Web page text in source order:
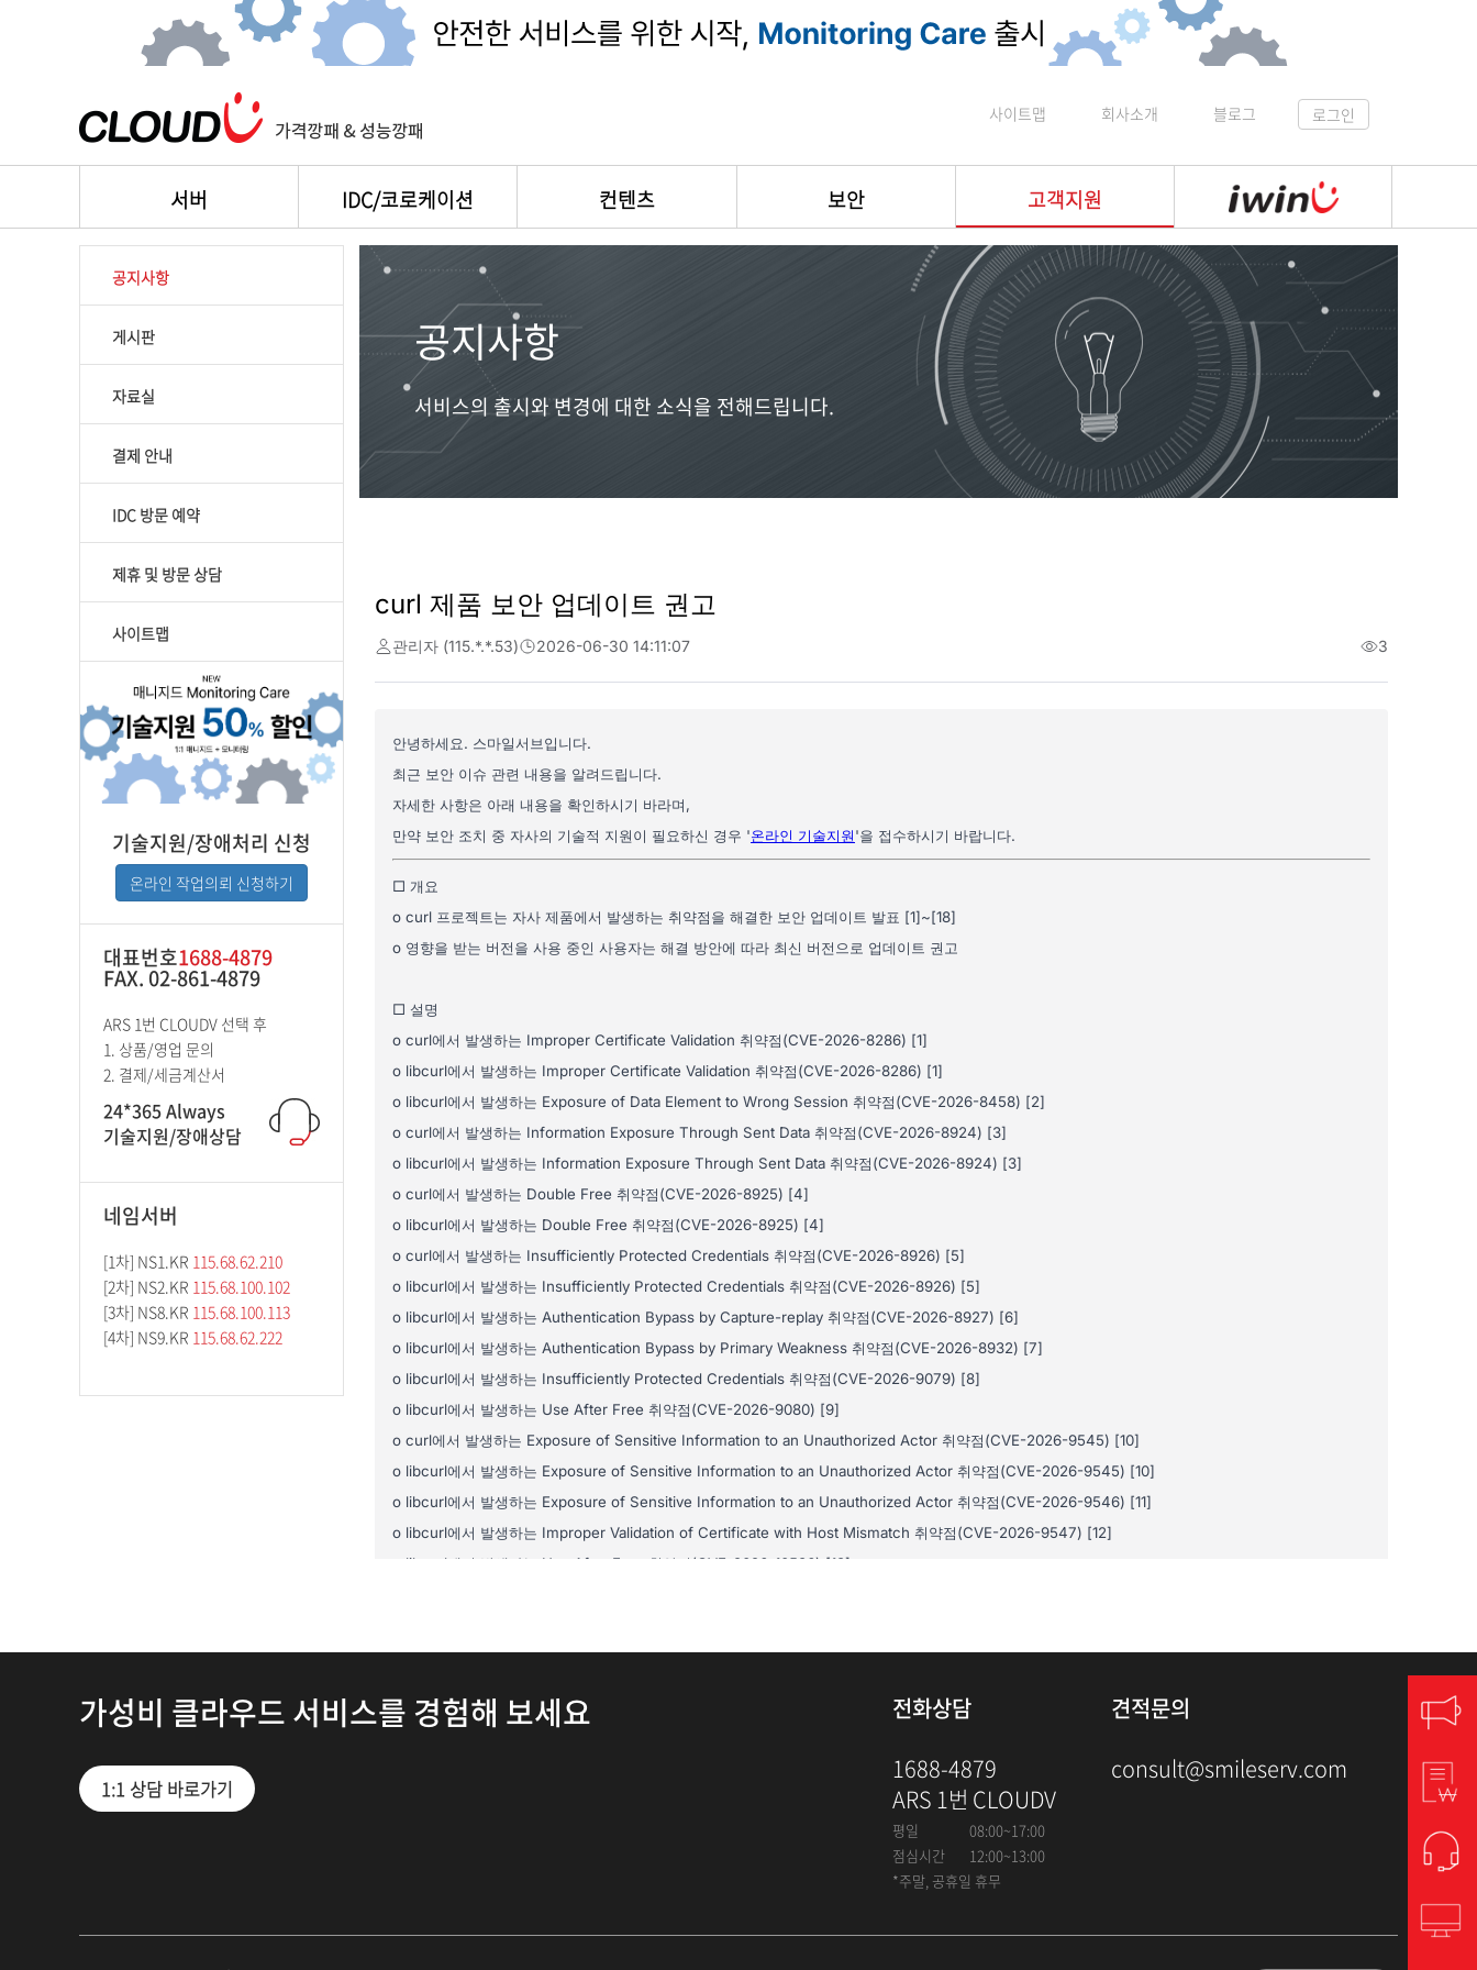
사이트맵 회사소개 블로그 로그인
서버 IDC/코로케이션 컨텐츠 보안 고객지원
공지사항
게시판
자료실
결제 안내
IDC 방문 예약
제휴 및 방문 상담
사이트맵
기술지원/장애처리 신청
온라인 작업의뢰 신청하기
대표번호1688-4879
FAX. 02-861-4879
ARS 1번 CLOUDV 선택 후
1. 상품/영업 문의
2. 결제/세금계산서
24*365 Always
기술지원/장애상담
네임서버
[1차] NS1.KR 115.68.62.210
[2차] NS2.KR 115.68.100.102
[3차] NS8.KR 115.68.100.113
[4차] NS9.KR 115.68.62.222
공지사항
서비스의 출시와 변경에 대한 소식을 전해드립니다.
가성비 클라우드 서비스를 경험해 보세요
1:1 상담 바로가기
전화상담
1688-4879
ARS 1번 CLOUDV
평일
08:00~17:00
점심시간
12:00~13:00
*주말, 공휴일 휴무
견적문의
consult@smileserv.com